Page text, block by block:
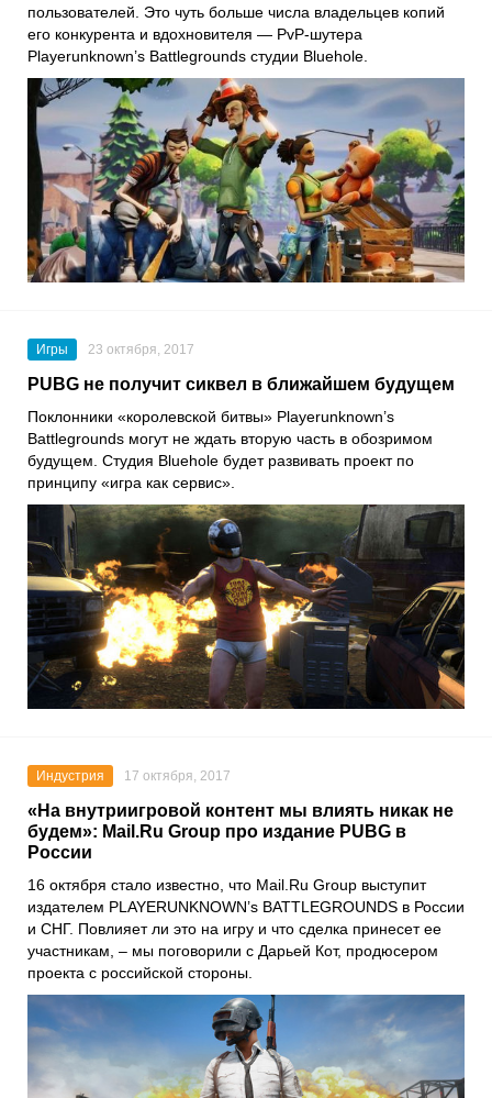
пользователей. Это чуть больше числа владельцев копий
его конкурента и вдохновителя — PvP-шутера
Playerunknown’s Battlegrounds студии Bluehole.
Игры 23 октября, 2017
PUBG не получит сиквел в ближайшем будущем
Поклонники «королевской битвы» Playerunknown’s
Battlegrounds могут не ждать вторую часть в обозримом
будущем. Студия Bluehole будет развивать проект по
принципу «игра как сервис».
Индустрия 17 октября, 2017
«На внутриигровой контент мы влиять никак не
будем»: Mail.Ru Group про издание PUBG в
России
16 октября стало известно, что Mail.Ru Group выступит
издателем PLAYERUNKNOWN’s BATTLEGROUNDS в России
и СНГ. Повлияет ли это на игру и что сделка принесет ее
участникам, – мы поговорили с Дарьей Кот, продюсером
проекта с российской стороны.